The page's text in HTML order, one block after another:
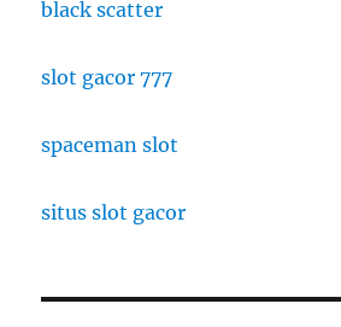
black scatter
slot gacor 777
spaceman slot
situs slot gacor